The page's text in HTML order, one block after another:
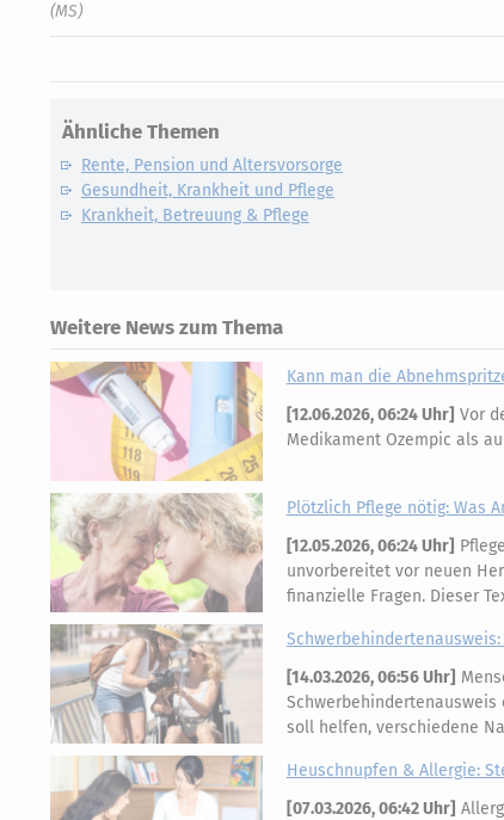
(MS)
Ähnliche Themen
Rente, Pension und Altersvorsorge
Gesundheit, Krankheit und Pflege
Krankheit, Betreuung & Pflege
Weitere News zum Thema
Kann man die
[12.06.2026, 06:24 Uhr] Vor
Medikament Ozempic als
Plötzlich Pflege nötig: Was
[12.05.2026, 06:24 Uhr]
unvorbereitet vor neuen
finanzielle Fragen. Dieser
[14.03.2026, 06:56 Uhr]
Schwerbehindertenausweis
soll helfen, verschiedene
Heuschnupfen & Allergie:
[07.03.2026, 06:42 Uhr]